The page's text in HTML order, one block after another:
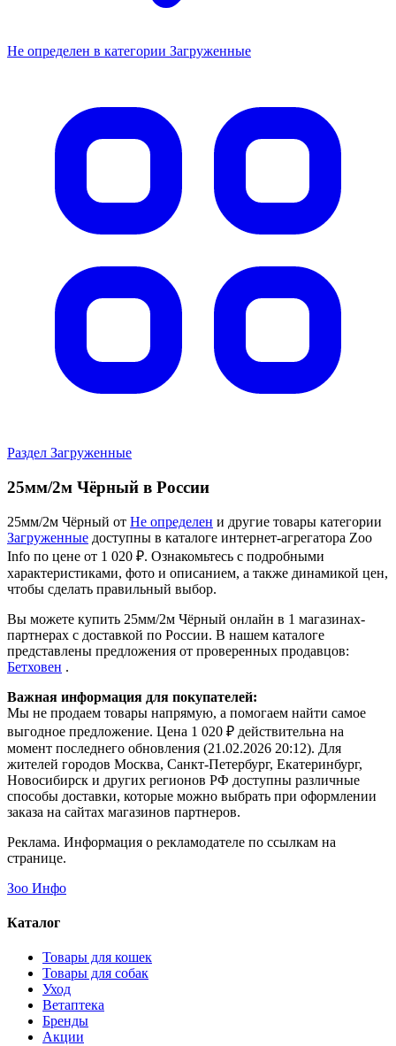
Не определен в категории Загруженные
Раздел Загруженные
25мм/2м Чёрный в России
25мм/2м Чёрный от Не определен и другие товары категории
Загруженные доступны в каталоге интернет-агрегатора Zoo
Info по цене от 1 020 ₽. Ознакомьтесь с подробными
характеристиками, фото и описанием, а также динамикой цен,
чтобы сделать правильный выбор.
Вы можете купить 25мм/2м Чёрный онлайн в 1 магазинах-
партнерах с доставкой по России. В нашем каталоге
представлены предложения от проверенных продавцов:
Бетховен .
Важная информация для покупателей:
Мы не продаем товары напрямую, а помогаем найти самое
выгодное предложение. Цена 1 020 ₽ действительна на
момент последнего обновления (21.02.2026 20:12). Для
жителей городов Москва, Санкт-Петербург, Екатеринбург,
Новосибирск и других регионов РФ доступны различные
способы доставки, которые можно выбрать при оформлении
заказа на сайтах магазинов партнеров.
Реклама. Информация о рекламодателе по ссылкам на
странице.
Зоо Инфо
Каталог
Товары для кошек
Товары для собак
Уход
Ветаптека
Бренды
Акции